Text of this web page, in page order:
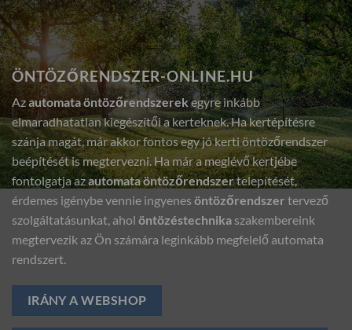
ÖNTÖZŐRENDSZER-ONLINE.HU
Azautomata öntözőrendszerekegyre inkább
elmaradhatatlan kiegészítői a kerteknek. Ha kertépítésre
szánja magát, már akkor fontos egy jó kerti öntözőrendszer
beépítését is megtervezni. Ha már a meglévő kertjébe
fontolgatja azautomata öntözőrendszertelepítését,
érdemes igénybe vennie ingyenes öntözőrendszer tervező
szolgáltatásunkat, ahol öntözéstechnika szakembereink
megtervezik az Ön számára leginkább megfelelő automata
rendszert.
IRÁNY A WEBSHOP